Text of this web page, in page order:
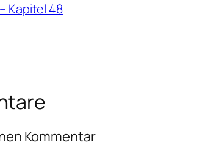
Kapitel 48
Kommentar